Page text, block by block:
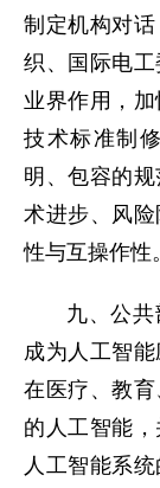
制定机构对
织、国际电
业界作用，
技术标准制
明、包容的
术进步、风
性与互操作性。
九、公
成为人工智
在医疗、教
的人工智能
人工智能系